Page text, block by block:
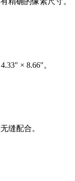
× 8.66"。
缝配合。